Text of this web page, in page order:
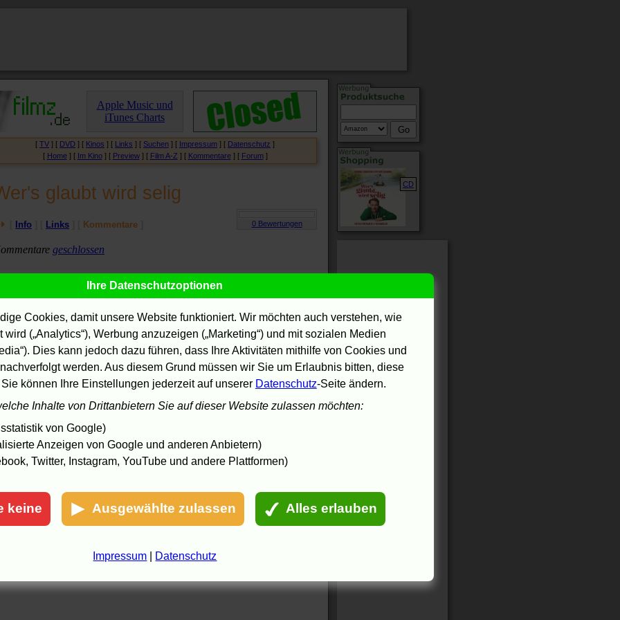
Apple Music und
iTunes Charts
[ TV ] [ DVD ] [ Kinos ] [ Links ] [ Suchen ] [ Impressum ] [ Datenschutz ]
[ Home] [ Im Kino] [ Preview] [ Film A-Z ] [ Kommentare] [ Forum]
glaubt wird selig
Info Links Kommentare
geschlossen
Ihre Datenschutzoptionen
Cookies, damit unsere Website funktioniert. Wir möchten auch verstehen, wie
(„Analytics“), Werbung anzuzeigen („Marketing“) und mit sozialen Medien
Dies kann jedoch dazu führen, dass Ihre Aktivitäten mithilfe von Cookies und
werden. Aus diesem Grund müssen wir Sie um Erlaubnis bitten, diese
können Ihre Einstellungen jederzeit auf unserer Datenschutz-Seite ändern.
Inhalte von Drittanbietern Sie auf dieser Website zulassen möchten:
von Google)
Anzeigen von Google und anderen Anbietern)
Twitter, Instagram, YouTube und andere Plattformen)
keine Ausgewählte zulassen Alles erlauben
Impressum Datenschutz